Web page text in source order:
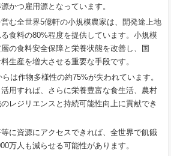
かつ雇用源となっています。
む全世界5億軒の小規模農家は、開発途上地
食料の80%程度を提供しています。小規模
の食料安全保障と栄養状態を改善し、国
生産を増大させる重要な手段です。
は作物多様性の約75%が失われています。
用すれば、さらに栄養豊富な食生活、農村
レジリエンスと持続可能性向上に貢献でき
に資源にアクセスできれば、全世界で飢餓
万人も減らせる可能性があります。